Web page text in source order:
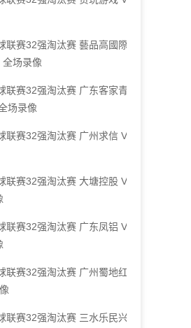
联赛32强淘汰赛 藝品高國際
全场录像
赛32强淘汰赛 广东客家青年
场录像
赛32强淘汰赛 广州求信 VS
赛32强淘汰赛 大塘控股 VS
赛32强淘汰赛 广东凤铝 VS
联赛32强淘汰赛 广州蜀地红
赛32强淘汰赛 三水乐民兴健